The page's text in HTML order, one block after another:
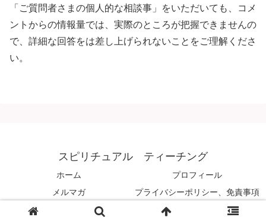
「ご質問者さまの個人的な相談事」をいただいても、コメ
ントからの情報量では、実際のところが把握できませんの
で、詳細な回答をは差し上げられないことをご理解くださ
い。
スピリチュアル ティーチング
ホーム
プロフィール
メルマガ
プライバシーポリシー、免責事項
© 2008 スピリチュアル ティーチング.